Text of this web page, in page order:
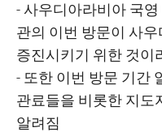
- 사우디아라비아 국
관의 이번 방문이 사
증진시키기 위한 것이
- 또한 이번 방문 기간
관료들을 비롯한 지도
알려짐